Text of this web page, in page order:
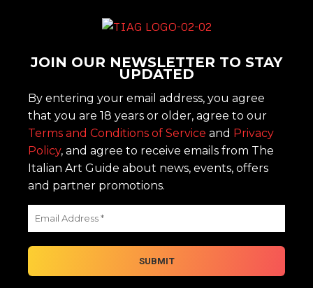
JOIN OUR NEWSLETTER TO STAY
UPDATED
By entering your email address, you agree
that you are 18 years or older, agree to our
Terms and Conditions of Service and Privacy
Policy, and agree to receive emails from The
Italian Art Guide about news, events, offers
and partner promotions.